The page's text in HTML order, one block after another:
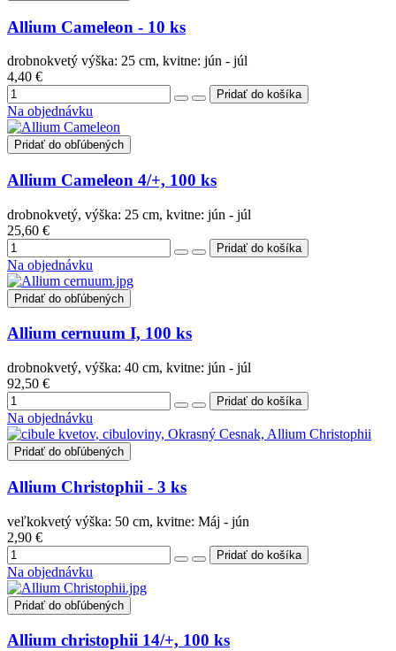
Allium Cameleon - 10 ks
drobnokvetý výška: 25 cm, kvitne: jún - júl
4,40 €
Na objednávku
Pridať do obľúbených
Allium Cameleon 4/+, 100 ks
drobnokvetý, výška: 25 cm, kvitne: jún - júl
25,60 €
Na objednávku
Pridať do obľúbených
Allium cernuum I, 100 ks
drobnokvetý, výška: 40 cm, kvitne: jún - júl
92,50 €
Na objednávku
Pridať do obľúbených
Allium Christophii - 3 ks
veľkokvetý výška: 50 cm, kvitne: Máj - jún
2,90 €
Na objednávku
Pridať do obľúbených
Allium christophii 14/+, 100 ks